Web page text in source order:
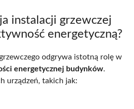
instalacji grzewczej
energetyczną?
odgrywa istotną rolę w
energetycznej budynków.
urządzeń, takich jak: